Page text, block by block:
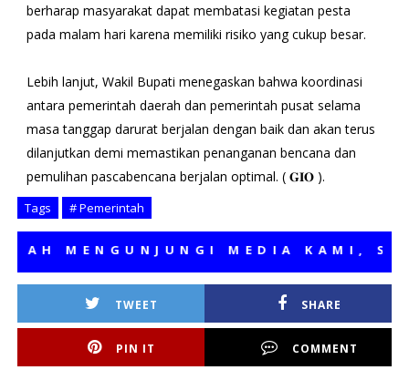
berharap masyarakat dapat membatasi kegiatan pesta
pada malam hari karena memiliki risiko yang cukup besar.
Lebih lanjut, Wakil Bupati menegaskan bahwa koordinasi
antara pemerintah daerah dan pemerintah pusat selama
masa tanggap darurat berjalan dengan baik dan akan terus
dilanjutkan demi memastikan penanganan bencana dan
pemulihan pascabencana berjalan optimal. ( 𝐆𝐈𝐎 ).
Tags # Pemerintah
MEDIA KAMI,
TWEET SHARE
PIN IT COMMENT